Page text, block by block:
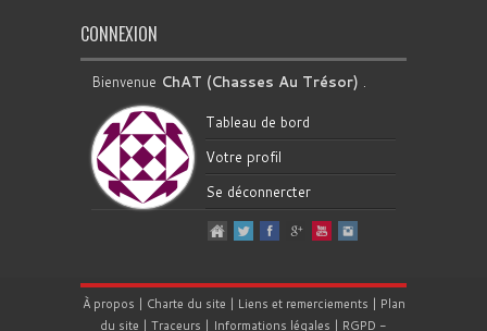
CONNEXION
Bienvenue ChAT (Chasses Au Trésor) .
Tableau de bord
Votre profil
Se déconnercter
À propos | Charte du site | Liens et remerciements | Plan
du site | Traceurs | Informations légales | RGPD -